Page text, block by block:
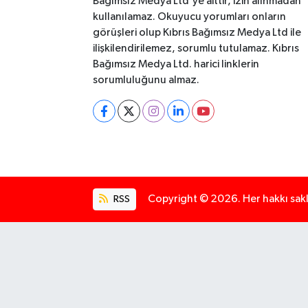
kullanılamaz. Okuyucu yorumları onların
görüşleri olup Kıbrıs Bağımsız Medya Ltd ile
ilişkilendirilemez, sorumlu tutulamaz. Kıbrıs
Bağımsız Medya Ltd. harici linklerin
sorumluluğunu almaz.
RSS Copyright © 2026. Her hakkı